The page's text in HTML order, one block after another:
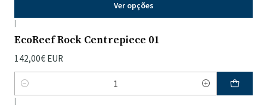
Ver opções
|
EcoReef Rock Centrepiece 01
142,00€ EUR
Quantidade
|